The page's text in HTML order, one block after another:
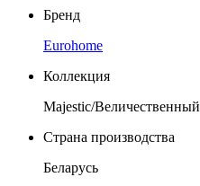
Бренд
Eurohome
Коллекция
Majestic/Величественный
Страна производства
Беларусь